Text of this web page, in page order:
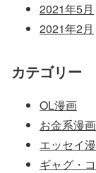
2021年5月
2021年2月
カテゴリー
OL漫画
お金系漫画
エッセイ
ギャグ・